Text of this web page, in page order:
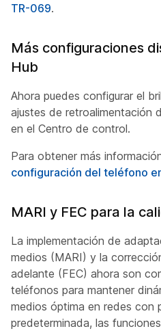
TR-069.
Más configuraciones
Hub
Ahora puedes configurar el
ajustes de retroalimentación
en el Centro de control.
Para obtener más
configuración del teléfono
MARI y FEC para la
La implementación de
medios (MARI) y la
adelante (FEC) ahora son
teléfonos para mantener
medios óptima en redes con
predeterminada, las